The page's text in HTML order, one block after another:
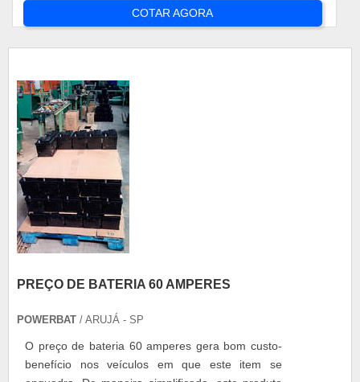
COTAR AGORA
PREÇO DE BATERIA 60 AMPERES
POWERBAT / ARUJÁ - SP
O preço de bateria 60 amperes gera bom custo-
benefício nos veículos em que este item se